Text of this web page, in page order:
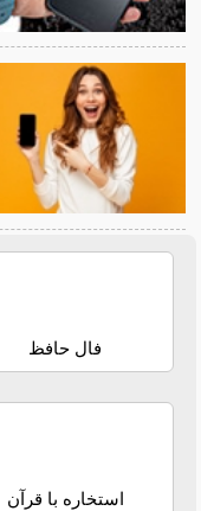
فال حافظ
استخاره با قرآن